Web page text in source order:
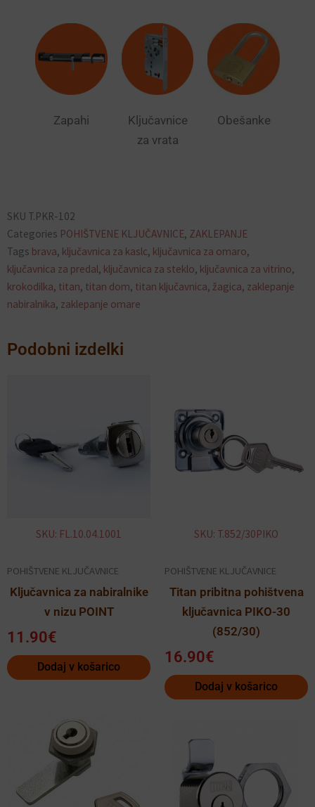
Zapahi
Ključavnice
za vrata
Obešanke
SKU T.PKR-102
Categories POHIŠTVENE KLJUČAVNICE, ZAKLEPANJE
Tags brava, ključavnica za kaslc, ključavnica za omaro,
ključavnica za predal, ključavnica za steklo, ključavnica za vitrino,
krokodilka, titan, titan dom, titan ključavnica, žagica, zaklepanje
nabiralnika, zaklepanje omare
Podobni izdelki
SKU: FL.10.04.1001
POHIŠTVENE KLJUČAVNICE
Ključavnica za nabiralnike
v nizu POINT
11.90€
Dodaj v košarico
SKU: T.852/30PIKO
POHIŠTVENE KLJUČAVNICE
Titan pribitna pohištvena
ključavnica PIKO-30
(852/30)
16.90€
Dodaj v košarico